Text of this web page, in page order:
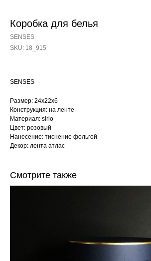
Коробка для белья
SENSES
SKU: 18_915
SENSES
Размер: 24х22х6
Конструкция: на ленте
Материал: sirio
Цвет: розовый
Нанесение: тиснение фольгой
Декор: лента атлас
Смотрите также